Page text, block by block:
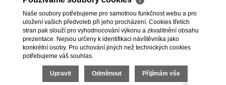
Naše soubory potřebujeme pro samotnou funkčnost webu a pro
uložení vašich předvoleb při jeho procházení. Cookies třetích
stran pak slouží pro vyhodnocování výkonu a zkvalitnění obsahu
prezentace. Nejsou určeny k identifikaci návštěvníka jako
konkrétní osoby. Pro uchování jiných než technických cookies
potřebujeme váš souhlas.
Upravit Odmítnout Přijímám vše